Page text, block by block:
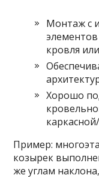
Монтаж с
кровля
Хорошо
Пример:
козырек
же углам